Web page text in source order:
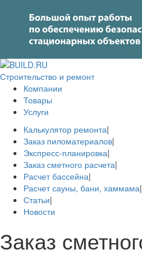
Строительство и ремонт
Компании
Товары
Услуги
Калькулятор ремонта|
Заказ пиломатериалов|
Экспресс-планировка|
Заказ сметного расчета|
Расчет бассейна|
Расчет сауны, бани, хаммама|
Статьи|
Новости
Заказ